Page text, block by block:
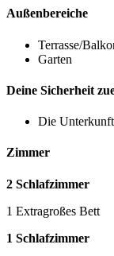
Außenbereiche
Terrasse/
Garten
Deine Sicherheit
Die
Zimmer
2 Schlafzimmer
1 Extragroßes Bett
1 Schlafzimmer